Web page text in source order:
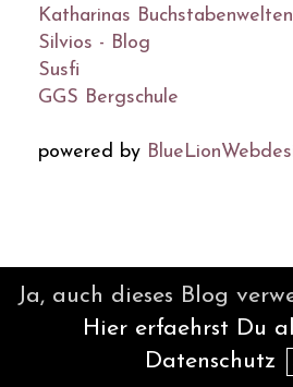
Katharinas Buchstabenwelten
Silvios - Blog
Susfi
GGS Bergschule
powered by
BlueLionWebdesign.de
Ja, auch dieses Blog
Hier erfaehrst Du
Datenschutz